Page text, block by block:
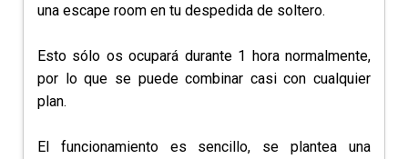
una escape room en tu despedida de soltero.
Esto sólo os ocupará durante 1 hora normalmente,
por lo que se puede combinar casi con cualquier
plan.
El funcionamiento es sencillo, se plantea una